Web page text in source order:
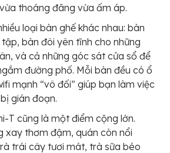
thoáng đãng vừa ấm áp.
loại bàn ghế khác nhau: bàn
bàn đôi yên tĩnh cho những
và cả những góc sát cửa sổ để
đường phố. Mỗi bàn đều có ổ
mạnh “vô đối” giúp bạn làm việc
gián đoạn.
T cũng là một điểm cộng lớn.
xay thơm đậm, quán còn nổi
trái cây tươi mát, trà sữa béo